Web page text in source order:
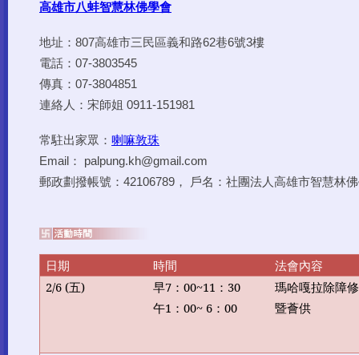
常駐出家眾： 喇嘛敦珠
Email： palpung.kh@gmail.com
郵政劃撥帳號：42106789， 戶名：社團法人高雄市智慧林
日期 時間
法會內容
2/6 (五) 早7 ：00~11 ： 30
午1 ：00~ 6 ：00
瑪哈嘎拉除障
暨薈供